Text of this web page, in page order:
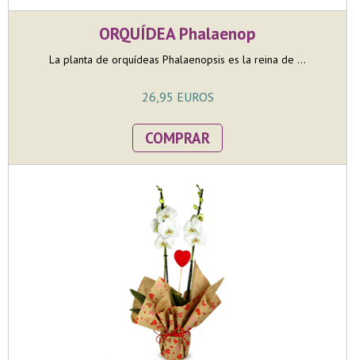
ORQUÍDEA Phalaenop
La planta de orquídeas Phalaenopsis es la reina de ...
26,95 EUROS
COMPRAR